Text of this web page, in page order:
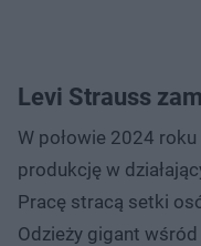
Levi Strauss
W połowie 2024
produkcję w
Pracę stracą setki
Odzieży gigant